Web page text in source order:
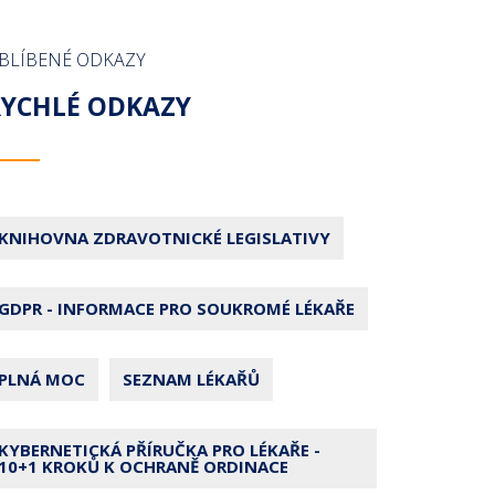
ODKAZY
ODKAZY
ZDRAVOTNICKÉ LEGISLATIVY
- INFORMACE PRO SOUKROMÉ LÉKAŘE
MOC SEZNAM LÉKAŘŮ
PŘÍRUČKA PRO LÉKAŘE -
KROKŮ K OCHRANĚ ORDINACE